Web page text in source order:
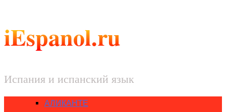
iEspanol.ru
Испания и испанский язык
АЛИКАНТЕ